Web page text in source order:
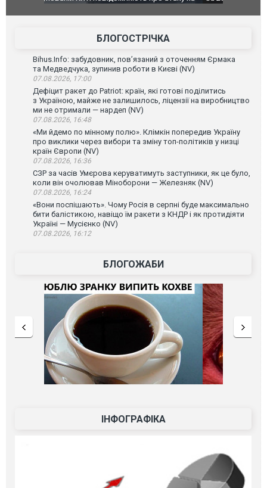
склад Wildberries. ФОТО. ВІДЕО
БЛОГОСТРІЧКА
Bihus.Info: забудовник, пов’язаний з оточенням Єрмака
та Медведчука, зупинив роботи в Києві (NV)
07.08.2026, 17:00
Дефіцит ракет до Patriot: країн, які готові поділитись
з Україною, майже не залишилось, ліцензії на виробництво
ми не отримали — нардеп (NV)
07.08.2026, 16:48
«Ми йдемо по мінному полю». Клімкін попередив Україну
про виклики через вибори та зміну топ-політиків у низці
країн Європи (NV)
07.08.2026, 16:36
СЗР за часів Умєрова керуватимуть заступники, як це було,
коли він очолював Міноборони — Железняк (NV)
07.08.2026, 16:24
«Вони поспішають». Чому Росія в серпні буде максимально
бити балістикою, навіщо їм ракети з КНДР і як протидіяти
Україні — Мусієнко (NV)
07.08.2026, 16:12
БЛОГОЖАБИ
ІНФОГРАФІКА